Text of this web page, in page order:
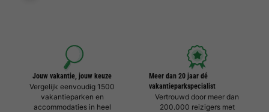
Jouw vakantie, jouw keuze
Vergelijk eenvoudig 1500
vakantieparken en
accommodaties in heel
Meer dan 20 jaar dé
vakantieparkspecialist
Vertrouwd door meer dan
200.000 reizigers met